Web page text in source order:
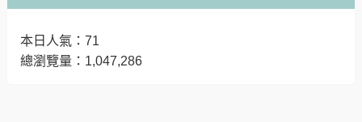
本日人氣：71
總瀏覽量：1,047,286